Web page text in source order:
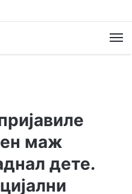
маж
дете.